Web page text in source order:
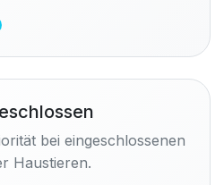
bei eingeschlossenen
Haustieren.